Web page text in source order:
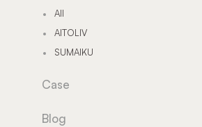
All
AITOLIV
SUMAIKU
Case
Blog